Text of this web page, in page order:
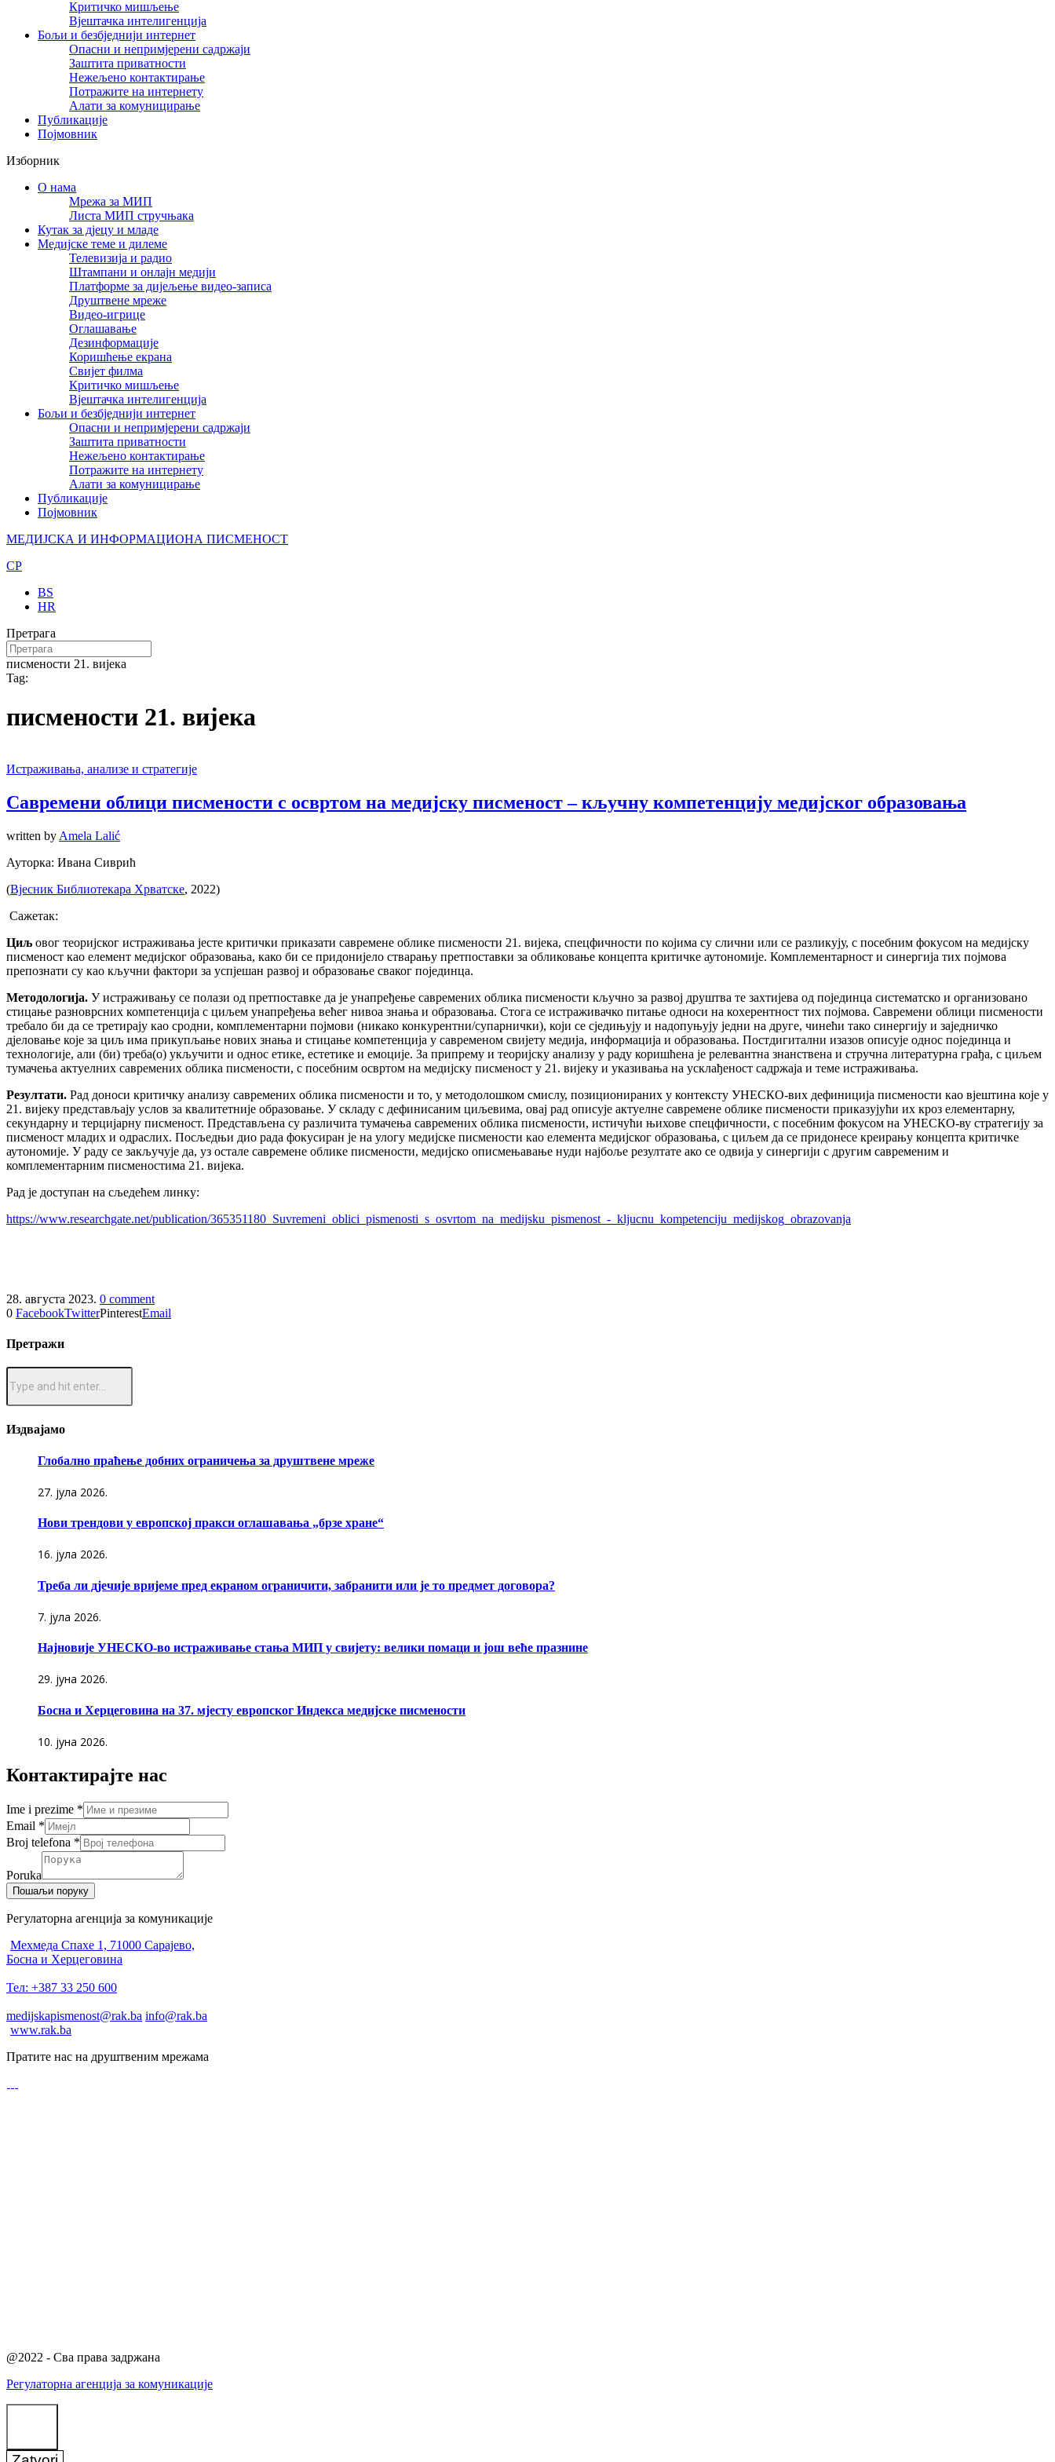
Критичко мишљење
Вјештачка интелигенција
Бољи и безбједнији интернет
Опасни и непримјерени садржаји
Заштита приватности
Нежељено контактирање
Потражите на интернету
Алати за комуницирање
Публикације
Појмовник
Изборник
О нама
Мрежа за МИП
Листа МИП стручњака
Кутак за дјецу и младе
Медијске теме и дилеме
Телевизија и радио
Штампани и онлајн медији
Платформе за дијељење видео-записа
Друштвене мреже
Видео-игрице
Оглашавање
Дезинформације
Коришћење екрана
Свијет филма
Критичко мишљење
Вјештачка интелигенција
Бољи и безбједнији интернет
Опасни и непримјерени садржаји
Заштита приватности
Нежељено контактирање
Потражите на интернету
Алати за комуницирање
Публикације
Појмовник
МЕДИЈСКА И ИНФОРМАЦИОНА ПИСМЕНОСТ
CP
BS
HR
Претрага
писмености 21. вијека
Tag:
писмености 21. вијека
Истраживања, анализе и стратегије
Савремени облици писмености с освртом на медијску писменост – кључну компетенцију медијског образовања
written by Amela Lalić
Ауторка: Ивана Сиврић
(Вјесник Библиотекара Хрватске, 2022)
Сажетак:
Циљ овог теоријског истраживања јесте критички приказати савремене облике писмености 21. вијека, спецфичности по којима су слични или се разликују, с посебним фокусом на медијску
писменост као елемент медијског образовања, како би се придонијело стварању претпоставки за обликовање концепта критичке аутономије. Комплементарност и синергија тих појмова
препознати су као кључни фактори за успјешан развој и образовање сваког појединца.
Методологија. У истраживању се полази од претпоставке да је унапређење савремених облика писмености кључно за развој друштва те захтијева од појединца систематско и организовано
стицање разноврсних компетенција с циљем унапређења већег нивоа знања и образовања. Стога се истраживачко питање односи на кохерентност тих појмова. Савремени облици писмености
требало би да се третирају као сродни, комплементарни појмови (никако конкурентни/супарнички), који се сједињују и надопуњују једни на друге, чинећи тако синергију и заједничко
дјеловање које за циљ има прикупљање нових знања и стицање компетенција у савременом свијету медија, информација и образовања. Постдигитални изазов описује однос појединца и
технологије, али (би) треба(о) укључити и однос етике, естетике и емоције. За припрему и теоријску анализу у раду коришћена је релевантна знанствена и стручна литературна грађа, с циљем
тумачења актуелних савремених облика писмености, с посебним освртом на медијску писменост у 21. вијеку и указивања на усклађеност садржаја и теме истраживања.
Резултати. Рад доноси критичку анализу савремених облика писмености и то, у методолошком смислу, позиционираних у контексту УНЕСКО-вих дефиниција писмености као вјештина које у
21. вијеку представљају услов за квалитетније образовање. У складу с дефинисаним циљевима, овај рад описује актуелне савремене облике писмености приказујући их кроз елементарну,
секундарну и терцијарну писменост. Представљена су различита тумачења савремених облика писмености, истичући њихове спецфичности, с посебним фокусом на УНЕСКО-ву стратегију за
писменост младих и одраслих. Посљедњи дио рада фокусиран је на улогу медијске писмености као елемента медијског образовања, с циљем да се придонесе креирању концепта критичке
аутономије. У раду се закључује да, уз остале савремене облике писмености, медијско описмењавање нуди најбоље резултате ако се одвија у синергији с другим савременим и
комплементарним писменостима 21. вијека.
Рад је доступан на сљедећем линку:
https://www.researchgate.net/publication/365351180_Suvremeni_oblici_pismenosti_s_osvrtom_na_medijsku_pismenost_-_kljucnu_kompetenciju_medijskog_obrazovanja
28. августа 2023. 0 comment
0 FacebookTwitterPinterestEmail
Претражи
Издвајамо
Глобално праћење добних ограничења за друштвене мреже
27. јула 2026.
Нови трендови у европској пракси оглашавања „брзе хране“
16. јула 2026.
Треба ли дјечије вријеме пред екраном ограничити, забранити или је то предмет договора?
7. јула 2026.
Најновије УНЕСКО-во истраживање стања МИП у свијету: велики помаци и још веће празнине
29. јуна 2026.
Босна и Херцеговина на 37. мјесту европског Индекса медијске писмености
10. јуна 2026.
Контактирајте нас
Ime i prezime *
Email *
Broj telefona *
Poruka
Пошаљи поруку
Регулаторна агенција за комуникације
Мехмеда Спахе 1, 71000 Сарајево,
Босна и Херцеговина
Тел: +387 33 250 600
medijskapismenost@rak.ba info@rak.ba
www.rak.ba
Пратите нас на друштвеним мрежама
@2022 - Сва права задржана
Регулаторна агенција за комуникације